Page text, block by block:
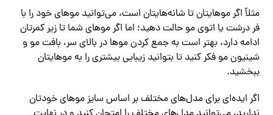
مثلاً اگر موهایتان تا شانه‌هایتان است، می‌توانید موهای خود را با
فر درشت یا اتوی مو حالت دهید؛ اما اگر موهای شما تا زیر کمرتان
ادامه دارد، بهتر است به جمع کردن موها در بالای سر، بافت مو و
شینیون مو فکر کنید تا بتوانید زیبایی بیشتری را به موهایتان
ببخشید.
اگر ایده‌ای برای مدل‌های مختلف بر اساس سایز موهای خودتان